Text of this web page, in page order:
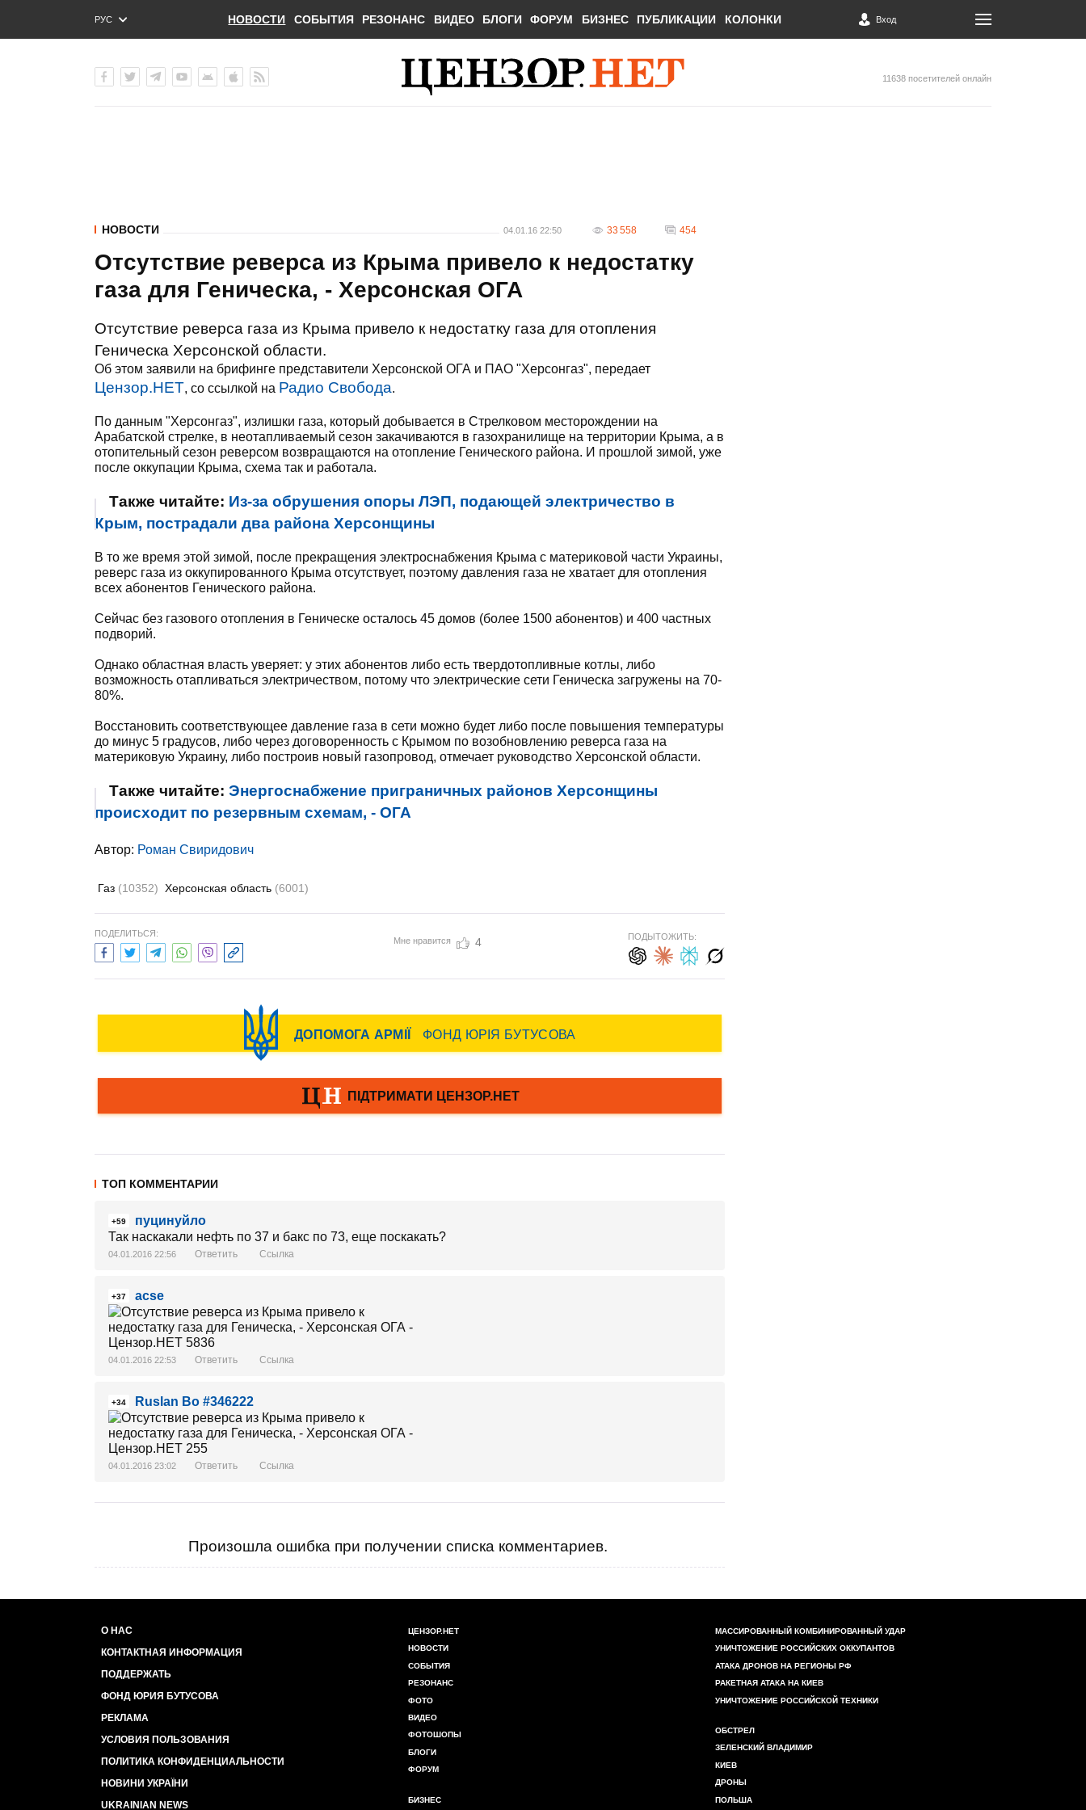
РУС
ENG
НОВОСТИ СОБЫТИЯ РЕЗОНАНС ВИДЕО БЛОГИ ФОРУМ БИЗНЕС ПУБЛИКАЦИИ КОЛОНКИ Вход
11638 посетителей онлайн
НОВОСТИ 04.01.16 22:50 33 558 454
Отсутствие реверса из Крыма привело к недостатку
газа для Геническа, - Херсонская ОГА
Отсутствие реверса газа из Крыма привело к недостатку газа для отопления
Геническа Херсонской области.
Об этом заявили на брифинге представители Херсонской ОГА и ПАО "Херсонгаз", передает
Цензор.НЕТ, со ссылкой на Радио Свобода.
По данным "Херсонгаз", излишки газа, который добывается в Стрелковом месторождении на
Арабатской стрелке, в неотапливаемый сезон закачиваются в газохранилище на территории Крыма, а в
отопительный сезон реверсом возвращаются на отопление Генического района. И прошлой зимой, уже
после оккупации Крыма, схема так и работала.
Также читайте: Из-за обрушения опоры ЛЭП, подающей электричество в
Крым, пострадали два района Херсонщины
В то же время этой зимой, после прекращения электроснабжения Крыма с материковой части Украины,
реверс газа из оккупированного Крыма отсутствует, поэтому давления газа не хватает для отопления
всех абонентов Генического района.
Сейчас без газового отопления в Геническе осталось 45 домов (более 1500 абонентов) и 400 частных
подворий.
Однако областная власть уверяет: у этих абонентов либо есть твердотопливные котлы, либо
возможность отапливаться электричеством, потому что электрические сети Геническа загружены на 70-
80%.
Восстановить соответствующее давление газа в сети можно будет либо после повышения температуры
до минус 5 градусов, либо через договоренность с Крымом по возобновлению реверса газа на
материковую Украину, либо построив новый газопровод, отмечает руководство Херсонской области.
Также читайте: Энергоснабжение приграничных районов Херсонщины
происходит по резервным схемам, - ОГА
Автор: Роман Свиридович
Газ (10352) Херсонская область (6001)
ПОДЕЛИТЬСЯ:
Мне нравится 4 ПОДЫТОЖИТЬ:
ТОП КОММЕНТАРИИ
+59
пуцинуйло
Так наскакали нефть по 37 и бакс по 73, еще поскакать?
04.01.2016 22:56 Ответить Ссылка
+37 acse
04.01.2016 22:53 Ответить Ссылка
+34 Ruslan Bo #346222
04.01.2016 23:02 Ответить Ссылка
Произошла ошибка при получении списка комментариев.
О НАС
КОНТАКТНАЯ ИНФОРМАЦИЯ
ПОДДЕРЖАТЬ
ФОНД ЮРИЯ БУТУСОВА
РЕКЛАМА
УСЛОВИЯ ПОЛЬЗОВАНИЯ
ПОЛИТИКА КОНФИДЕНЦИАЛЬНОСТИ
НОВИНИ УКРАЇНИ
UKRAINIAN NEWS
ЦЕНЗОР.НЕТ
НОВОСТИ
СОБЫТИЯ
РЕЗОНАНС
ФОТО
ВИДЕО
ФОТОШОПЫ
БЛОГИ
ФОРУМ
БИЗНЕС
МАССИРОВАННЫЙ КОМБИНИРОВАННЫЙ УДАР
УНИЧТОЖЕНИЕ РОССИЙСКИХ ОККУПАНТОВ
АТАКА ДРОНОВ НА РЕГИОНЫ РФ
РАКЕТНАЯ АТАКА НА КИЕВ
УНИЧТОЖЕНИЕ РОССИЙСКОЙ ТЕХНИКИ
ОБСТРЕЛ
ЗЕЛЕНСКИЙ ВЛАДИМИР
КИЕВ
ДРОНЫ
ПОЛЬША